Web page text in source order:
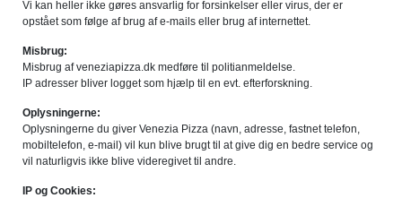
Vi kan heller ikke gøres ansvarlig for forsinkelser eller virus, der er
opstået som følge af brug af e-mails eller brug af internettet.
Misbrug:
Misbrug af veneziapizza.dk medføre til politianmeldelse.
IP adresser bliver logget som hjælp til en evt. efterforskning.
Oplysningerne:
Oplysningerne du giver Venezia Pizza (navn, adresse, fastnet telefon,
mobiltelefon, e-mail) vil kun blive brugt til at give dig en bedre service og
vil naturligvis ikke blive videregivet til andre.
IP og Cookies: